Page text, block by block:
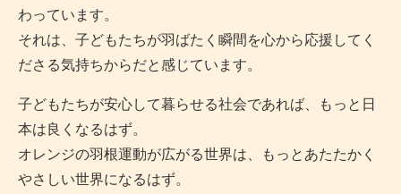
わっています。
それは、子どもたちが羽ばたく瞬間を心から応援してく
ださる気持ちからだと感じています。
子どもたちが安心して暮らせる社会であれば、もっと日
本は良くなるはず。
オレンジの羽根運動が広がる世界は、もっとあたたかく
やさしい世界になるはず。